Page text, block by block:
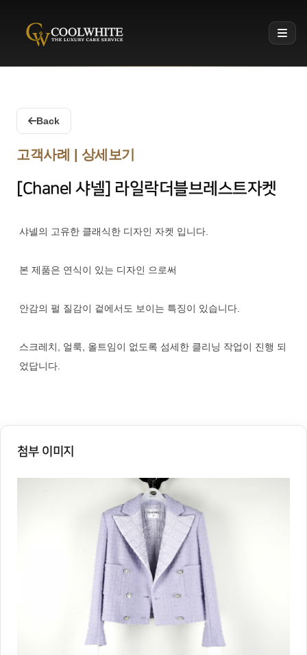
Coolwhite
Back
고객사례 | 상세보기
[Chanel 샤넬] 라일락더블브레스트자켓
샤넬의 고유한 클래식한 디자인 자켓 입니다.
본 제품은 연식이 있는 디자인 으로써
안감의 펄 질감이 겉에서도 보이는 특징이 있습니다.
스크레치, 얼룩, 올트임이 없도록 섬세한 클리닝 작업이 진행 되
었답니다.
첨부 이미지